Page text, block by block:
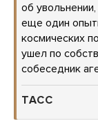
об
еще один
космических
ушел по
собеседник
ТАСС